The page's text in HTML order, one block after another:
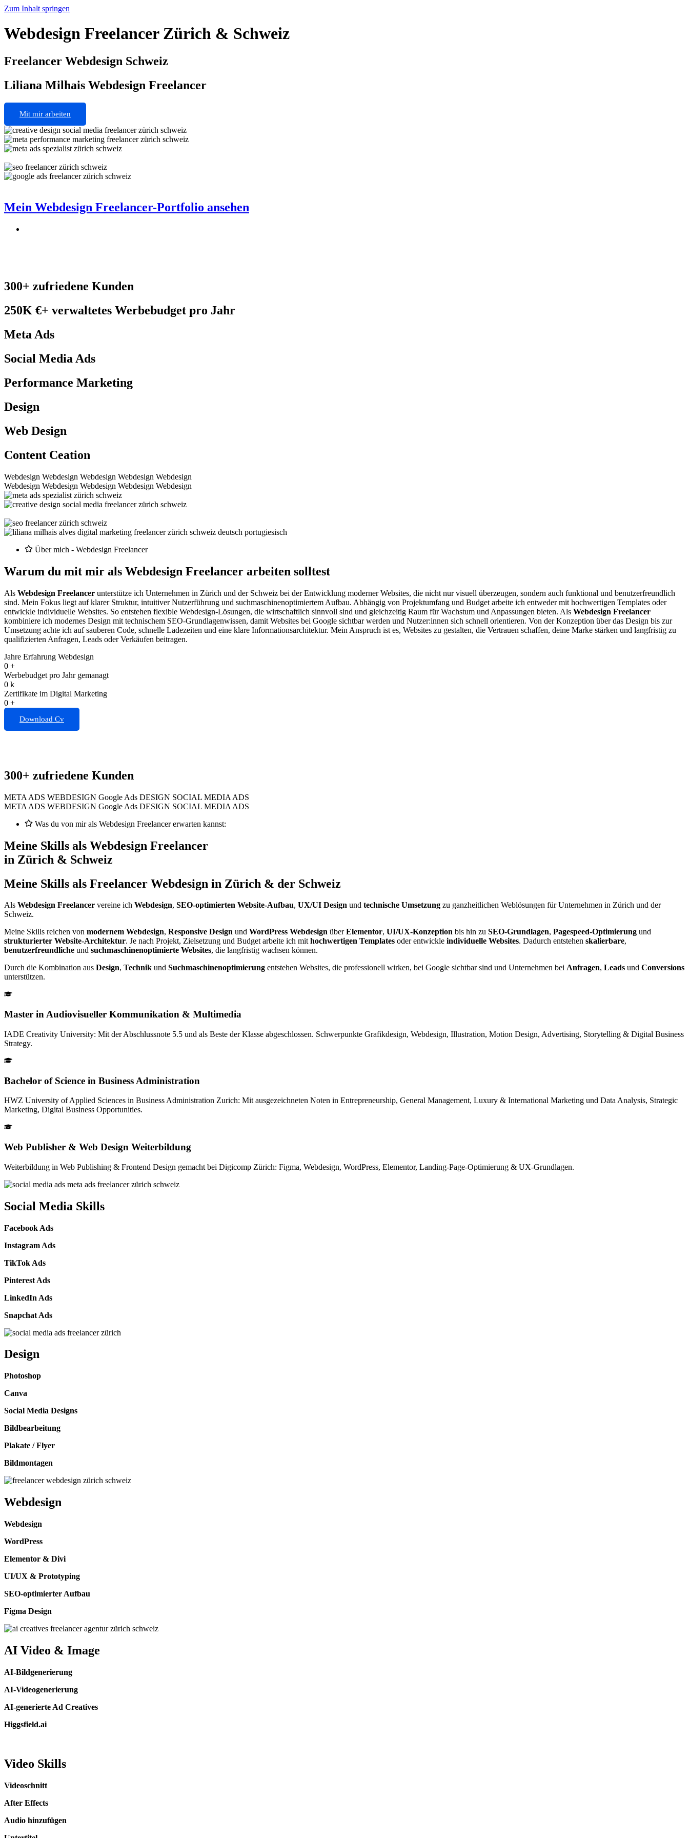
Zum Inhalt springen
Webdesign Freelancer Zürich & Schweiz
Freelancer Webdesign Schweiz
Liliana Milhais Webdesign Freelancer
Mit mir arbeiten
Mein Webdesign Freelancer-Portfolio ansehen
300+ zufriedene Kunden
250K €+ verwaltetes Werbebudget pro Jahr
Meta Ads
Social Media Ads
Performance Marketing
Design
Web Design
Content Ceation
Webdesign Webdesign Webdesign Webdesign Webdesign
Webdesign Webdesign Webdesign Webdesign Webdesign
Über mich - Webdesign Freelancer
Warum du mit mir als Webdesign Freelancer arbeiten solltest
Als Webdesign Freelancer unterstütze ich Unternehmen in Zürich und der Schweiz bei der Entwicklung moderner Websites, die nicht nur visuell überzeugen, sondern auch funktional und benutzerfreundlich
sind. Mein Fokus liegt auf klarer Struktur, intuitiver Nutzerführung und suchmaschinenoptimiertem Aufbau. Abhängig von Projektumfang und Budget arbeite ich entweder mit hochwertigen Templates oder
entwickle individuelle Websites. So entstehen flexible Webdesign-Lösungen, die wirtschaftlich sinnvoll sind und gleichzeitig Raum für Wachstum und Anpassungen bieten. Als Webdesign Freelancer
kombiniere ich modernes Design mit technischem SEO-Grundlagenwissen, damit Websites bei Google sichtbar werden und Nutzer:innen sich schnell orientieren. Von der Konzeption über das Design bis zur
Umsetzung achte ich auf sauberen Code, schnelle Ladezeiten und eine klare Informationsarchitektur. Mein Anspruch ist es, Websites zu gestalten, die Vertrauen schaffen, deine Marke stärken und langfristig zu
qualifizierten Anfragen, Leads oder Verkäufen beitragen.
Jahre Erfahrung Webdesign
0 +
Werbebudget pro Jahr gemanagt
0 k
Zertifikate im Digital Marketing
0 +
Download Cv
300+ zufriedene Kunden
META ADS WEBDESIGN Google Ads DESIGN SOCIAL MEDIA ADS
META ADS WEBDESIGN Google Ads DESIGN SOCIAL MEDIA ADS
Was du von mir als Webdesign Freelancer erwarten kannst:
Meine Skills als Webdesign Freelancer
in Zürich & Schweiz
Meine Skills als Freelancer Webdesign in Zürich & der Schweiz
Als Webdesign Freelancer vereine ich Webdesign, SEO-optimierten Website-Aufbau, UX/UI Design und technische Umsetzung zu ganzheitlichen Weblösungen für Unternehmen in Zürich und der
Schweiz.
Meine Skills reichen von modernem Webdesign, Responsive Design und WordPress Webdesign überElementor, UI/UX-Konzeption bis hin zu SEO-Grundlagen, Pagespeed-Optimierung und
strukturierter Website-Architektur. Je nach Projekt, Zielsetzung und Budget arbeite ich mithochwertigen Templates oder entwickle individuelle Websites. Dadurch entstehen skalierbare,
benutzerfreundliche und suchmaschinenoptimierte Websites, die langfristig wachsen können.
Durch die Kombination aus Design, Technik und Suchmaschinenoptimierung entstehen Websites, die professionell wirken, bei Google sichtbar sind und Unternehmen bei Anfragen, Leads und Conversions
unterstützen.
Master in Audiovisueller Kommunikation & Multimedia
IADE Creativity University: Mit der Abschlussnote 5.5 und als Beste der Klasse abgeschlossen. Schwerpunkte Grafikdesign, Webdesign, Illustration, Motion Design, Advertising, Storytelling & Digital Business
Strategy.
Bachelor of Science in Business Administration
HWZ University of Applied Sciences in Business Administration Zurich: Mit ausgezeichneten Noten in Entrepreneurship, General Management, Luxury & International Marketing und Data Analysis, Strategic
Marketing, Digital Business Opportunities.
Web Publisher & Web Design Weiterbildung
Weiterbildung in Web Publishing & Frontend Design gemacht bei Digicomp Zürich: Figma, Webdesign, WordPress, Elementor, Landing-Page-Optimierung & UX-Grundlagen.
Social Media Skills
Facebook Ads
Instagram Ads
TikTok Ads
Pinterest Ads
LinkedIn Ads
Snapchat Ads
Design
Photoshop
Canva
Social Media Designs
Bildbearbeitung
Plakate / Flyer
Bildmontagen
Webdesign
Webdesign
WordPress
Elementor & Divi
UI/UX & Prototyping
SEO-optimierter Aufbau
Figma Design
AI Video & Image
AI-Bildgenerierung
AI-Videogenerierung
AI-generierte Ad Creatives
Higgsfield.ai
Video Skills
Videoschnitt
After Effects
Audio hinzufügen